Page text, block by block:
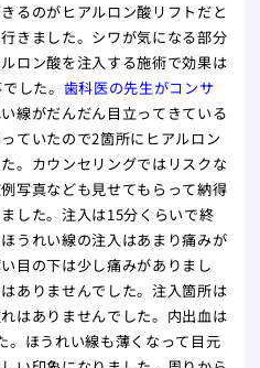
歯
美
の詳
るのがヒアルロン酸リフトだと
きました。シワが気になる部分
ロン酸を注入する施術で効果は
した。 歯科医の先生がコンサ
線がだんだん目立ってきている
ていたので2箇所にヒアルロン
。カウンセリングではリスクな
写真なども見せてもらって納得
した。注入は15分くらいで終
うれい線の注入はあまり痛みが
目の下は少し痛みがありまし
ありませんでした。注入箇所は
はありませんでした。内出血は
。ほうれい線も薄くなって目元